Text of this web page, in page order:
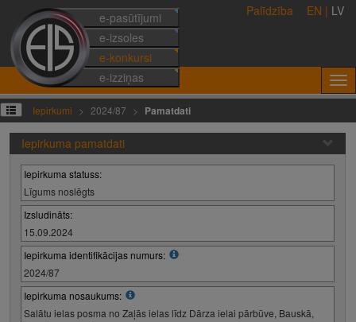
e-pasūtījumi
e-izsoles
e-konkursi
e-izziņas
Palīdzība EN | LV
Iepirkumi 2024/87 Pamatdati
Iepirkuma pamatdati
Iepirkuma statuss:
Līgums noslēgts
Izsludināts:
15.09.2024
Iepirkuma identifikācijas numurs:
2024/87
Iepirkuma nosaukums:
Salātu ielas posma no Zaļās ielas līdz Dārza ielai pārbūve, Bauskā,